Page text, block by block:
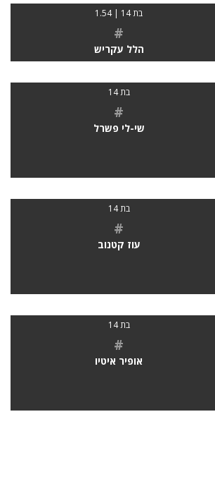
בת 14 | 1.54
#
הלל עקריש
בת 14
#
שי-לי פשרל
בת 14
#
עוז קטנוב
בת 14
#
אופיר איטיו